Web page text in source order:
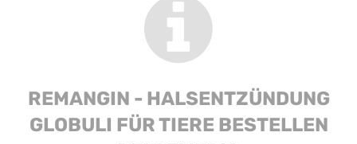
REMANGIN - HALSENTZÜNDUNG
GLOBULI FÜR TIERE BESTELLEN